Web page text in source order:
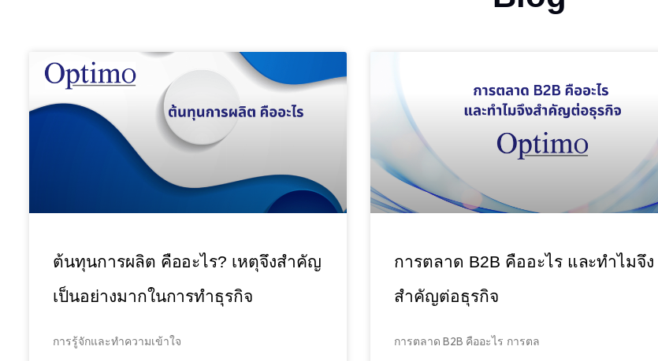
ต้นทุนการผลิต คืออะไร? เหตุจึงสำคัญ
เป็นอย่างมากในการทำธุรกิจ
การรู้จักและทำความเข้าใจ
การตลาด B2B คืออะไร และทำไมจึง
สำคัญต่อธุรกิจ
การตลาด B2B คืออะไร การตล